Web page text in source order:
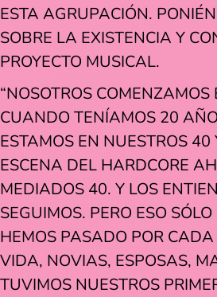
ESTA AGRUPACIÓN.
SOBRE LA EXISTENCIA Y
PROYECTO MUSICAL.
“NOSOTROS
CUANDO TENÍAMOS 20
ESTAMOS EN NUESTROS
ESCENA DEL HARDCORE
MEDIADOS 40. Y LOS
SEGUIMOS. PERO ESO
HEMOS PASADO POR
VIDA, NOVIAS, ESPOSAS,
TUVIMOS NUESTROS